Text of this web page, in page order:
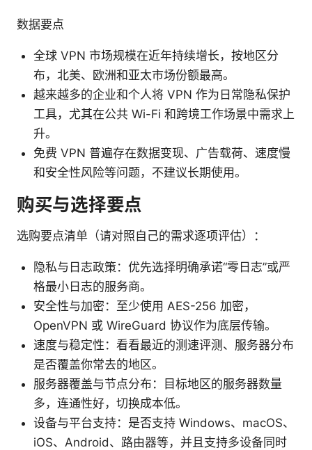
数据要点
全球 VPN 市场规模在近年持续增长，按地区分
布，北美、欧洲和亚太市场份额最高。
越来越多的企业和个人将 VPN 作为日常隐私保护
工具，尤其在公共 Wi-Fi 和跨境工作场景中需求上
升。
免费 VPN 普遍存在数据变现、广告载荷、速度慢
和安全性风险等问题，不建议长期使用。
购买与选择要点
选购要点清单（请对照自己的需求逐项评估）：
隐私与日志政策：优先选择明确承诺“零日志”或严
格最小日志的服务商。
安全性与加密：至少使用 AES-256 加密，
OpenVPN 或 WireGuard 协议作为底层传输。
速度与稳定性：看看最近的测速评测、服务器分布
是否覆盖你常去的地区。
服务器覆盖与节点分布：目标地区的服务器数量
多，连通性好，切换成本低。
设备与平台支持：是否支持 Windows、macOS、
iOS、Android、路由器等，并且支持多设备同时